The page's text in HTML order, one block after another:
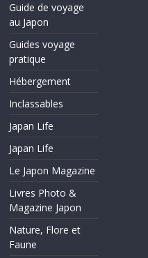
Guide de voyage
au Japon
Guides voyage
pratique
Hébergement
Inclassables
Japan Life
Japan Life
Le Japon Magazine
Livres Photo &
Magazine Japon
Nature, Flore et
Faune